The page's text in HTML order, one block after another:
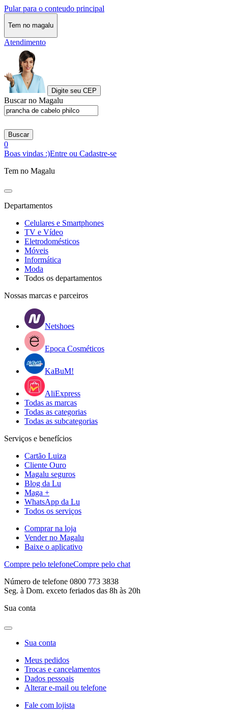
Pular para o conteudo principal
Tem no magalu
Atendimento
Digite seu CEP
Buscar no Magalu
Buscar
0
Boas vindas :)Entre ou Cadastre-se
Tem no Magalu
Departamentos
Celulares e Smartphones
TV e Vídeo
Eletrodomésticos
Móveis
Informática
Moda
Todos os departamentos
Nossas marcas e parceiros
Netshoes
Epoca Cosméticos
KaBuM!
AliExpress
Todas as marcas
Todas as categorias
Todas as subcategorias
Serviços e benefícios
Cartão Luiza
Cliente Ouro
Magalu seguros
Blog da Lu
Maga +
WhatsApp da Lu
Todos os serviços
Comprar na loja
Vender no Magalu
Baixe o aplicativo
Compre pelo telefoneCompre pelo chat
Número de telefone 0800 773 3838
Seg. à Dom. exceto feriados das 8h às 20h
Sua conta
Sua conta
Meus pedidos
Trocas e cancelamentos
Dados pessoais
Alterar e-mail ou telefone
Fale com lojista